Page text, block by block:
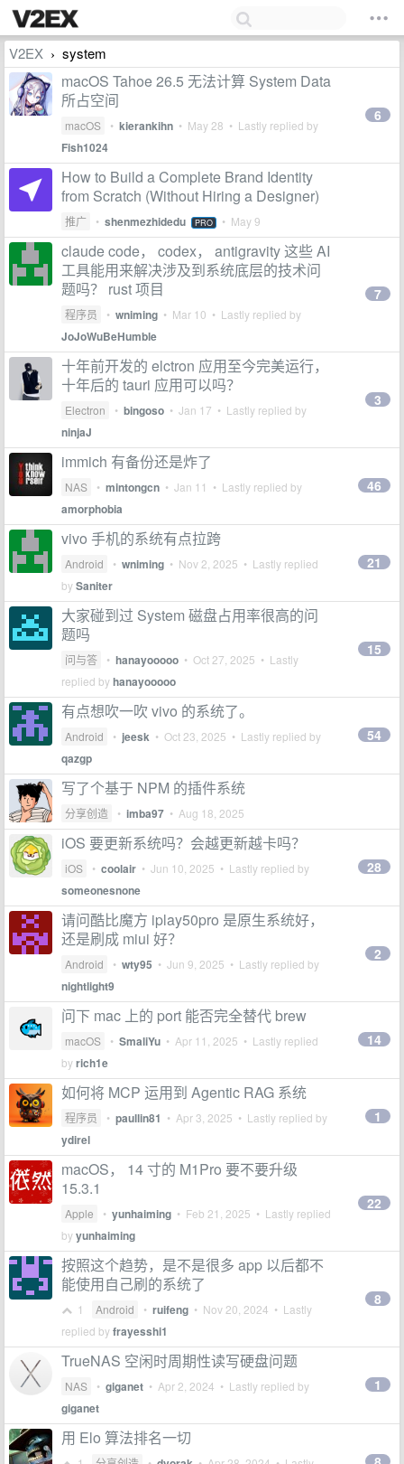
V2EX › system
macOS Tahoe 26.5 无法计算 System Data
所占空间
macOS • kierankihn • May 28 • Lastly replied by
Fish1024
6
How to Build a Complete Brand Identity
from Scratch (Without Hiring a Designer)
推广 • shenmezhidedu PRO • May 9
claude code， codex， antigravity 这些 AI
工具能用来解决涉及到系统底层的技术问
题吗？ rust 项目
程序员 • wniming • Mar 10 • Lastly replied by
JoJoWuBeHumble
7
十年前开发的 elctron 应用至今完美运行，
十年后的 tauri 应用可以吗？
Electron • bingoso • Jan 17 • Lastly replied by
ninjaJ
3
immich 有备份还是炸了
NAS • mintongcn • Jan 11 • Lastly replied by
amorphobia
46
vivo 手机的系统有点拉跨
Android • wniming • Nov 2, 2025 • Lastly replied
bySaniter
21
大家碰到过 System 磁盘占用率很高的问
题吗
问与答 • hanayooooo • Oct 27, 2025 • Lastly
replied byhanayooooo
15
有点想吹一吹 vivo 的系统了。
Android • jeesk • Oct 23, 2025 • Lastly replied by
qazgp
54
写了个基于 NPM 的插件系统
分享创造 • imba97 • Aug 18, 2025
iOS 要更新系统吗？会越更新越卡吗？
iOS • coolair • Jun 10, 2025 • Lastly replied by
someonesnone
28
请问酷比魔方 iplay50pro 是原生系统好，
还是刷成 miui 好？
Android • wty95 • Jun 9, 2025 • Lastly replied by
nightlight9
2
问下 mac 上的 port 能否完全替代 brew
macOS • SmaliYu • Apr 11, 2025 • Lastly replied
byrich1e
14
如何将 MCP 运用到 Agentic RAG 系统
程序员 • paullin81 • Apr 3, 2025 • Lastly replied by
ydirel
1
macOS， 14 寸的 M1Pro 要不要升级
15.3.1
Apple • yunhaiming • Feb 21, 2025 • Lastly replied
byyunhaiming
22
按照这个趋势，是不是很多 app 以后都不
能使用自己刷的系统了
1 Android • ruifeng • Nov 20, 2024 • Lastly
replied byfrayesshi1
8
TrueNAS 空闲时周期性读写硬盘问题
NAS • giganet • Apr 2, 2024 • Lastly replied by
giganet
1
用 Elo 算法排名一切